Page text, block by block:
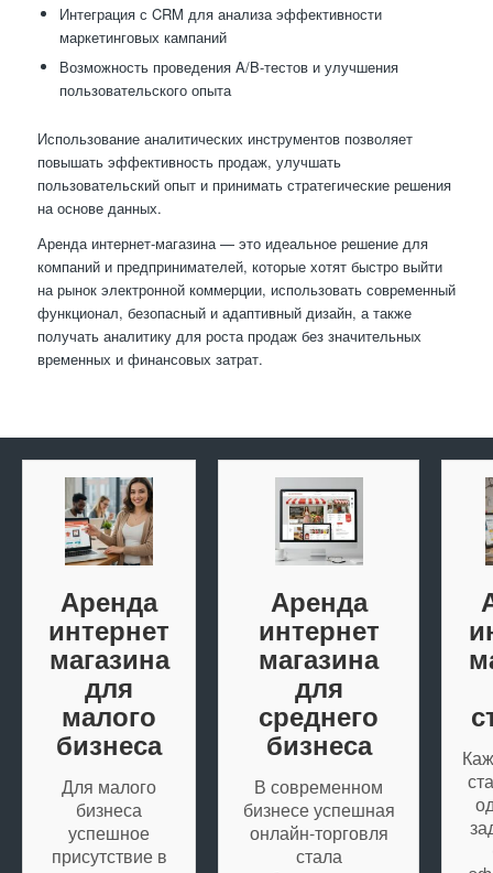
Интеграция с CRM для анализа эффективности
маркетинговых кампаний
Возможность проведения A/B-тестов и улучшения
пользовательского опыта
Использование аналитических инструментов позволяет
повышать эффективность продаж, улучшать
пользовательский опыт и принимать стратегические решения
на основе данных.
Аренда интернет-магазина — это идеальное решение для
компаний и предпринимателей, которые хотят быстро выйти
на рынок электронной коммерции, использовать современный
функционал, безопасный и адаптивный дизайн, а также
получать аналитику для роста продаж без значительных
временных и финансовых затрат.
Аренда
интернет
магазина
для
малого
бизнеса
Для малого
бизнеса
успешное
присутствие в
Аренда
интернет
магазина
для
среднего
бизнеса
В современном
бизнесе успешная
онлайн-торговля
стала